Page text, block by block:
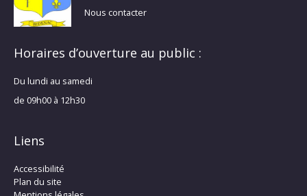
Nous contacter
Horaires d’ouverture au public :
Du lundi au samedi
de 09h00 à 12h30
Liens
Accessibilité
Plan du site